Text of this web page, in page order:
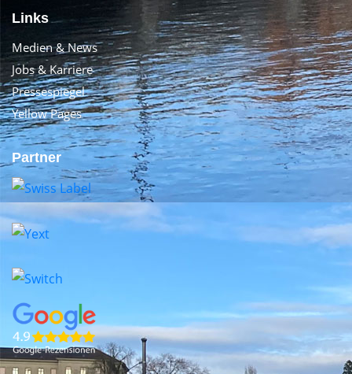
Links
Medien & News
Jobs & Karriere
Pressespiegel
Yellow Pages
Partner